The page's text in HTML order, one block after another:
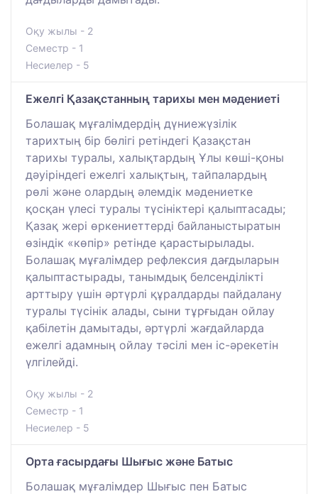
Оқу жылы - 2
Семестр - 1
Несиелер - 5
Ежелгі Қазақстанның тарихы мен мәдениеті
Болашақ мұғалімдердің дүниежүзілік
тарихтың бір бөлігі ретіндегі Қазақстан
тарихы туралы, халықтардың Ұлы көші-қоны
дәуіріндегі ежелгі халықтың, тайпалардың
рөлі және олардың әлемдік мәдениетке
қосқан үлесі туралы түсініктері қалыптасады;
Қазақ жері өркениеттерді байланыстыратын
өзіндік «көпір» ретінде қарастырылады.
Болашақ мұғалімдер рефлексия дағдыларын
қалыптастырады, танымдық белсенділікті
арттыру үшін әртүрлі құралдарды пайдалану
туралы түсінік алады, сыни тұрғыдан ойлау
қабілетін дамытады, әртүрлі жағдайларда
ежелгі адамның ойлау тәсілі мен іс-әрекетін
үлгілейді.
Оқу жылы - 2
Семестр - 1
Несиелер - 5
Орта ғасырдағы Шығыс және Батыс
Болашақ мұғалімдер Шығыс пен Батыс